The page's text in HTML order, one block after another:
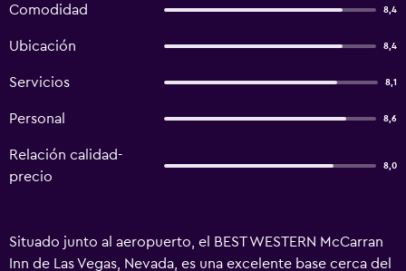
Comodidad 8,4
Ubicación 8,4
Servicios 8,1
Personal 8,6
Relación calidad-
precio
8,0
Situado junto al aeropuerto, el BEST WESTERN McCarran
Inn de Las Vegas, Nevada, es una excelente base cerca del